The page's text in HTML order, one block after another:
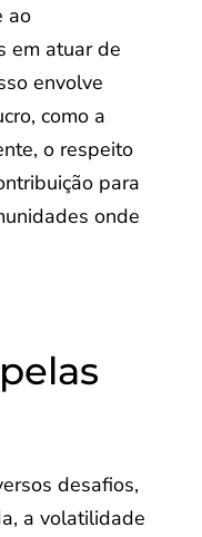
ao
em atuar de
envolve
como a
o respeito
para
onde
desafios,
a volatilidade